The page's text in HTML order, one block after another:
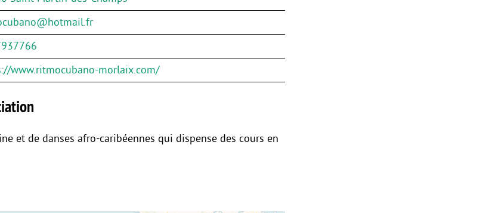
www.ritmocubano-morlaix.com/
et de danses afro-caribéennes qui dispense des cours en